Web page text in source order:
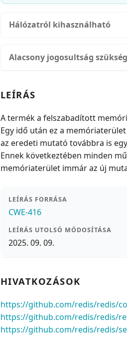
Hálózatról kihasználható
Alacsony jogosultság
LEÍRÁS
A termék a felszabadított
Egy idő után ez a
az eredeti mutató továbbra is
Ennek következtében minden
memóriaterület immár az új
LEÍRÁS FORRÁSA
CWE-416
LEÍRÁS UTOLSÓ MÓDOSÍTÁSA
2025. 09. 09.
HIVATKOZÁSOK
https://github.com/redis/redis/
https://github.com/redis/redis/
https://github.com/redis/redis/